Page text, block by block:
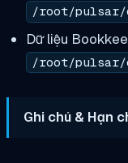
/root/pulsar/
Dữ liệu
/root/pulsar/
Ghi chú & Hạn